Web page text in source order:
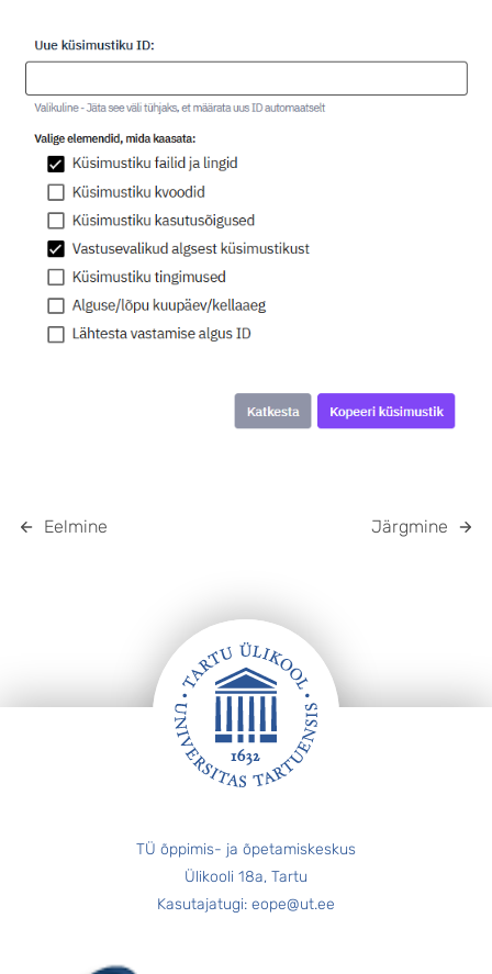
Eelmine Järgmine
TÜ õppimis- ja õpetamiskeskus
Ülikooli 18a, Tartu
Kasutajatugi: eope@ut.ee